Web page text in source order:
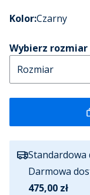
Kolor:Czarny
Wybierz rozmiar
Standardowa
Darmowa
475,00 zł